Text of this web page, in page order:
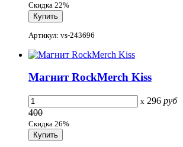
Скидка 22%
Артикул: vs-243696
Магнит RockMerch Kiss
x 296 руб
400
Скидка 26%